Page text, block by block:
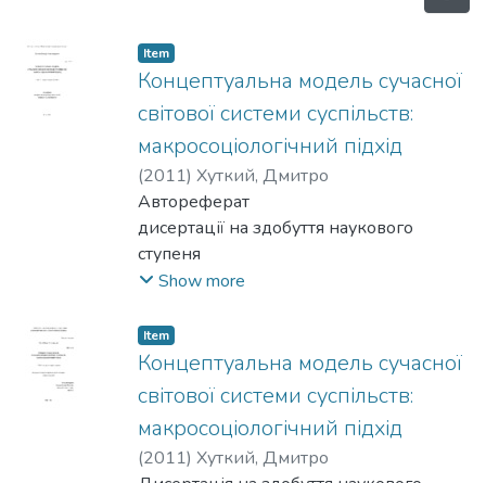
Item
Концептуальна модель сучасної
світової системи суспільств:
макросоціологічний підхід
(2011) Хуткий, Дмитро
Автореферат
дисертації на здобуття наукового
ступеня
кандидата соціологічних наук за
історія соціології.
Show more
Item
Концептуальна модель сучасної
світової системи суспільств:
макросоціологічний підхід
(2011) Хуткий, Дмитро